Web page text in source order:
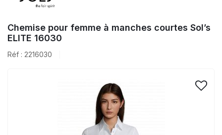
Chemise pour femme à manches courtes Sol’s
ELITE 16030
Réf : 2216030